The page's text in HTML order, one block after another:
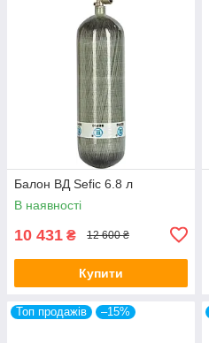
Балон ВД Sefic 6.8 л
В наявності
10 431 ₴ 12 600 ₴
Купити
Топ продажів –15%